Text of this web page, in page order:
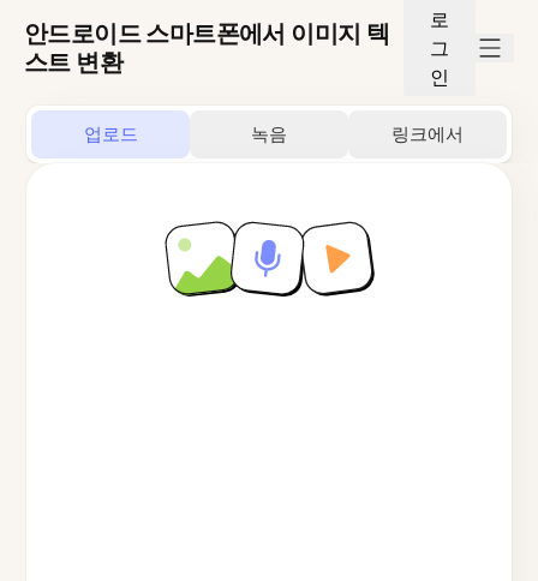
안드로이드 스마트폰에서 이미지 텍
스트 변환
로
그
인
업로드 녹음 링크에서